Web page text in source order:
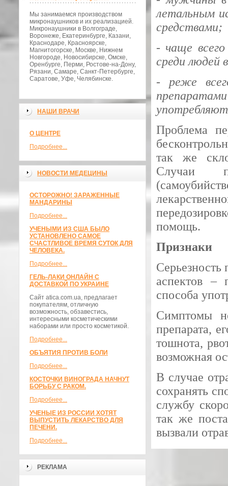
Мы занимаемся производством
микронаушников и их реализацией.
Микронаушники в Волгограде,
Воронеже, Екатеринбурге, Казани,
Краснодаре, Красноярске,
Магнитогорске, Москве, Нижнем
Новгороде, Новосибирске, Омске,
Оренбурге, Перми, Ростове-на-Дону,
Рязани, Самаре, Санкт-Петербурге,
Саратове, Уфе, Челябинске.
НАШИ ВРАЧИ
О ЦЕНТРЕ
Подробнее...
НОВОСТИ МЕДЕЦИНЫ
ОСТОРОЖНО! ЗАРАЖЕННЫЕ
МАНДАРИНЫ
Подробнее...
УЧЕНЫМИ ИЗ США БЫЛО
УСТАНОВЛЕНО САМОЕ
СЧАСТЛИВОЕ ВРЕМЯ СУТОК ДЛЯ
ЧЕЛОВЕКА.
Подробнее...
ГЕЛЬ-ЛАКИ ОНЛАЙН С
ДОСТАВКОЙ ПО УКРАИНЕ
Сайт atica.com.ua, предлагает
покупателям, отличную
возможность, обзавестись,
интересными косметическими
наборами или просто косметикой.
Подробнее...
ОБЪЯТИЯ ПРОТИВ БОЛИ
Подробнее...
КОСТОЧКИ ВИНОГРАДА НАЧНУТ
БОРЬБУ С РАКОМ.
Подробнее...
УЧЕНЫЕ ИЗ РОССИИ ХОТЯТ
ВЫПУСТИТЬ ЛЕКАРСТВО ДЛЯ
ПЕЧЕНИ.
Подробнее...
РЕКЛАМА
летальным
средствами;
- чаще
среди людей
- реже
Проблема
так же
Случаи
помощь.
Признаки
аспектов –
способа
Симптомы
препарата,
тошнота,
возможная
В случае
сохранять
службу
так же
вызвали